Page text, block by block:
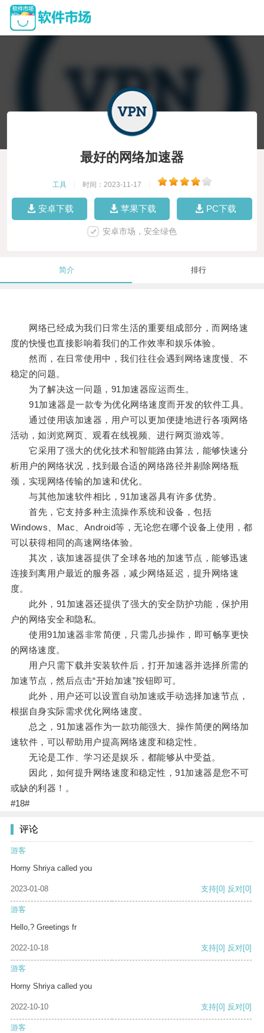
最好的网络加速器
工具 时间：2023-11-17
安卓下载 苹果下载 PC下载
安卓市场，安全绿色
简介 排行
网络已经成为我们日常生活的重要组成部分，而网络速
度的快慢也直接影响着我们的工作效率和娱乐体验。
然而，在日常使用中，我们往往会遇到网络速度慢、不
稳定的问题。
为了解决这一问题，91加速器应运而生。
91加速器是一款专为优化网络速度而开发的软件工具。
通过使用该加速器，用户可以更加便捷地进行各项网络
活动，如浏览网页、观看在线视频、进行网页游戏等。
它采用了强大的优化技术和智能路由算法，能够快速分
析用户的网络状况，找到最合适的网络路径并剔除网络瓶
颈，实现网络传输的加速和优化。
与其他加速软件相比，91加速器具有许多优势。
首先，它支持多种主流操作系统和设备，包括
Windows、Mac、Android等，无论您在哪个设备上使用，都
可以获得相同的高速网络体验。
其次，该加速器提供了全球各地的加速节点，能够迅速
连接到离用户最近的服务器，减少网络延迟，提升网络速
度。
此外，91加速器还提供了强大的安全防护功能，保护用
户的网络安全和隐私。
使用91加速器非常简便，只需几步操作，即可畅享更快
的网络速度。
用户只需下载并安装软件后，打开加速器并选择所需的
加速节点，然后点击“开始加速”按钮即可。
此外，用户还可以设置自动加速或手动选择加速节点，
根据自身实际需求优化网络速度。
总之，91加速器作为一款功能强大、操作简便的网络加
速软件，可以帮助用户提高网络速度和稳定性。
无论是工作、学习还是娱乐，都能够从中受益。
因此，如何提升网络速度和稳定性，91加速器是您不可
或缺的利器！。
#18#
评论
游客
Horny Shriya called you
2023-01-08 支持[0] 反对[0]
游客
Hello,? Greetings fr
2022-10-18 支持[0] 反对[0]
游客
Horny Shriya called you
2022-10-10 支持[0] 反对[0]
游客